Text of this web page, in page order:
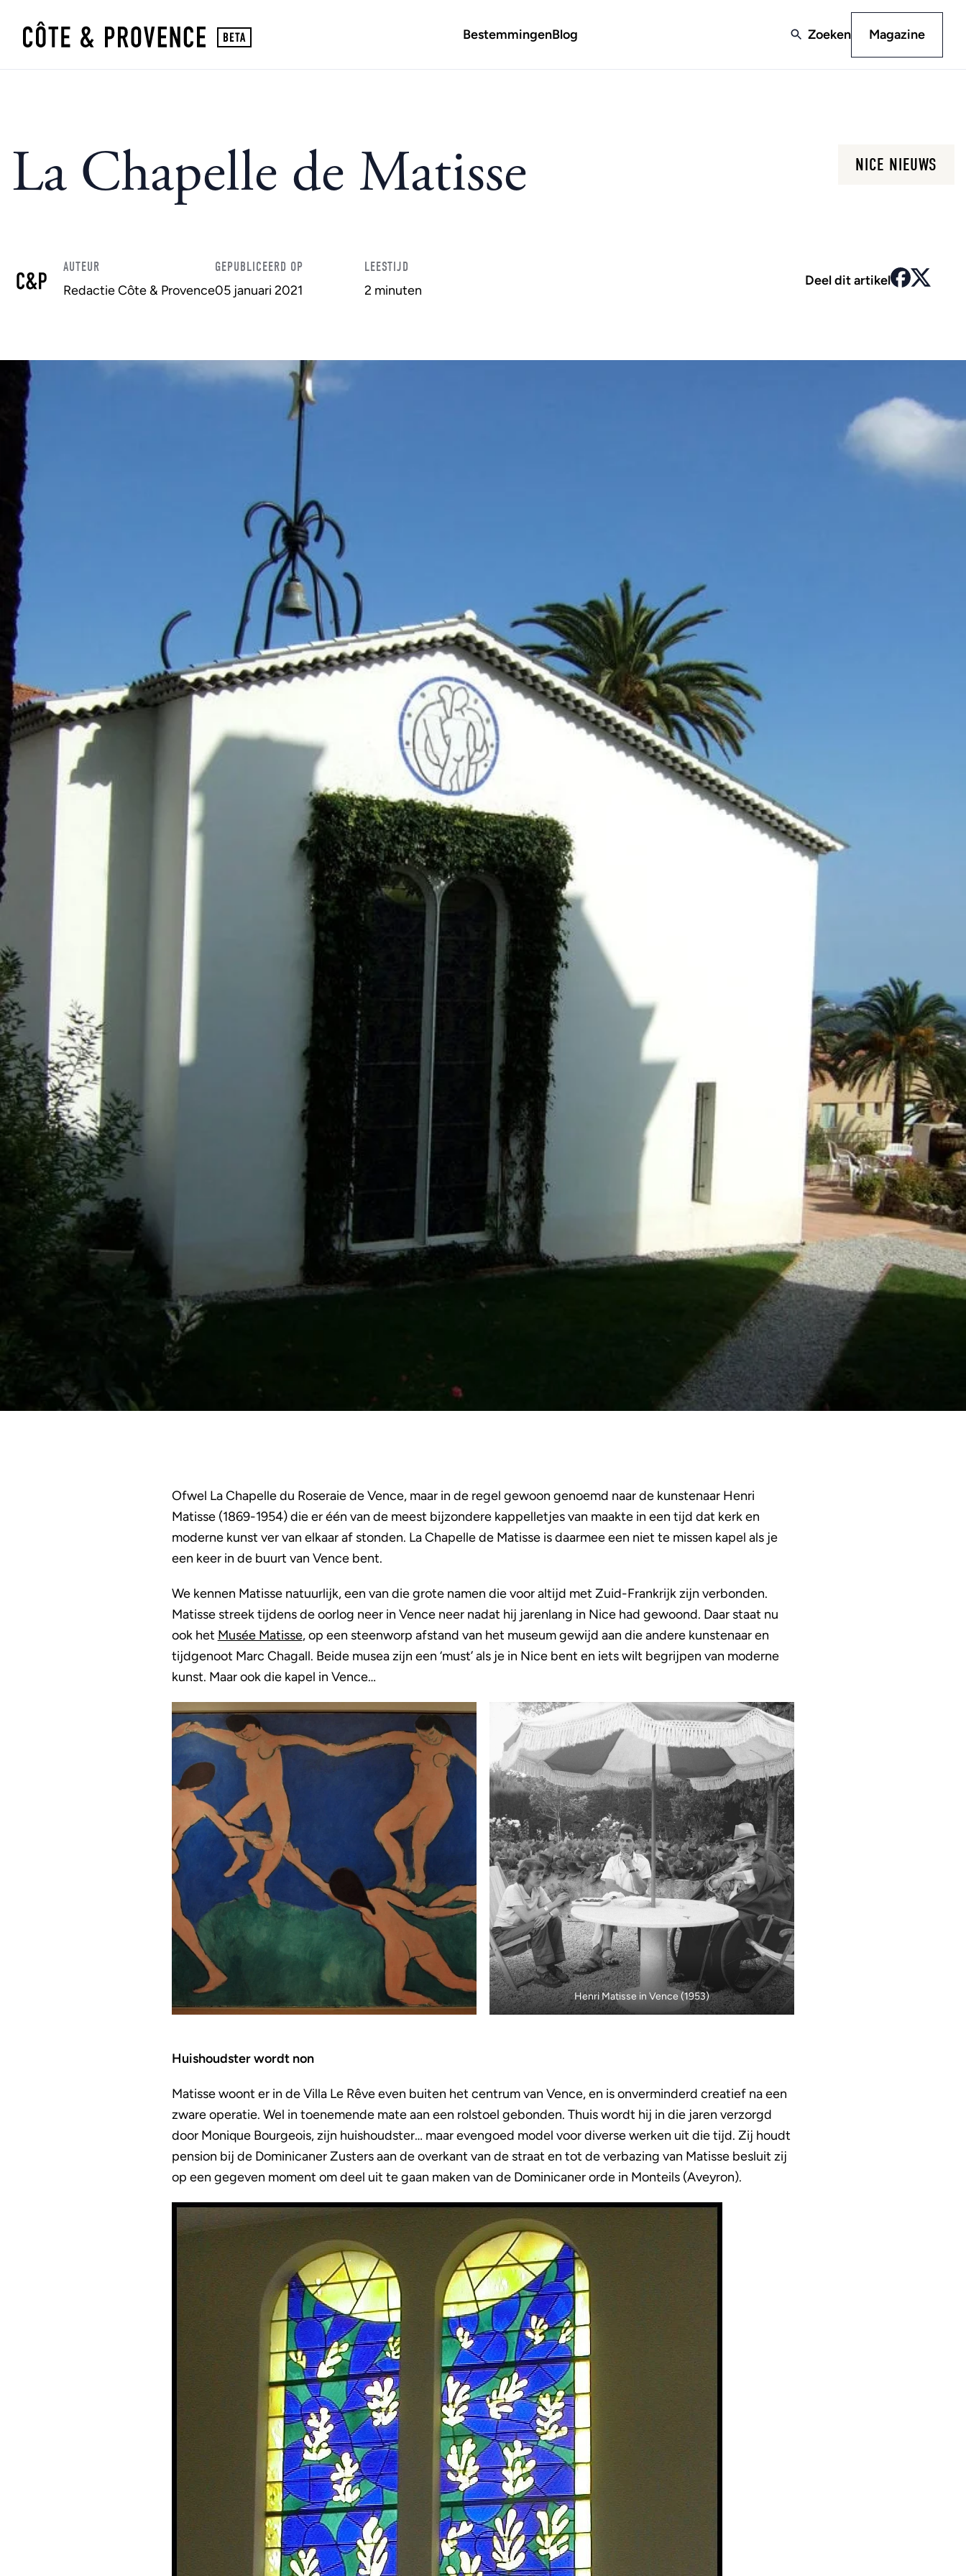
BestemmingenBlog Zoeken Magazine
La Chapelle de Matisse NICE NIEUWS
AUTEUR
Redactie Côte & Provence
GEPUBLICEERD OP
05 januari 2021
LEESTIJD
2 minuten
Deel dit artikel
Ofwel La Chapelle du Roseraie de Vence, maar in de regel gewoon genoemd naar de kunstenaar Henri
Matisse (1869-1954) die er één van de meest bijzondere kappelletjes van maakte in een tijd dat kerk en
moderne kunst ver van elkaar af stonden. La Chapelle de Matisse is daarmee een niet te missen kapel als je
een keer in de buurt van Vence bent.
We kennen Matisse natuurlijk, een van die grote namen die voor altijd met Zuid-Frankrijk zijn verbonden.
Matisse streek tijdens de oorlog neer in Vence neer nadat hij jarenlang in Nice had gewoond. Daar staat nu
ook het Musée Matisse, op een steenworp afstand van het museum gewijd aan die andere kunstenaar en
tijdgenoot Marc Chagall. Beide musea zijn een ‘must’ als je in Nice bent en iets wilt begrijpen van moderne
kunst. Maar ook die kapel in Vence…
Henri Matisse in Vence (1953)
Huishoudster wordt non
Matisse woont er in de Villa Le Rêve even buiten het centrum van Vence, en is onverminderd creatief na een
zware operatie. Wel in toenemende mate aan een rolstoel gebonden. Thuis wordt hij in die jaren verzorgd
door Monique Bourgeois, zijn huishoudster… maar evengoed model voor diverse werken uit die tijd. Zij houdt
pension bij de Dominicaner Zusters aan de overkant van de straat en tot de verbazing van Matisse besluit zij
op een gegeven moment om deel uit te gaan maken van de Dominicaner orde in Monteils (Aveyron).